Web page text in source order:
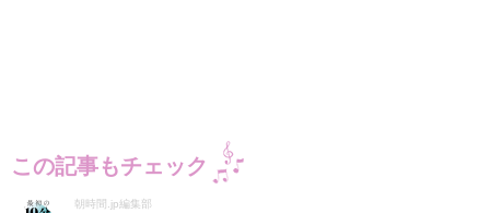
この記事もチェック
朝時間.jp編集部